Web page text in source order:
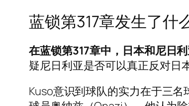
蓝锁第317章发生了什
在蓝锁第317章中，日本和尼日
疑尼日利亚是否可以真正反对日
Kuso意识到球队的实力在于三